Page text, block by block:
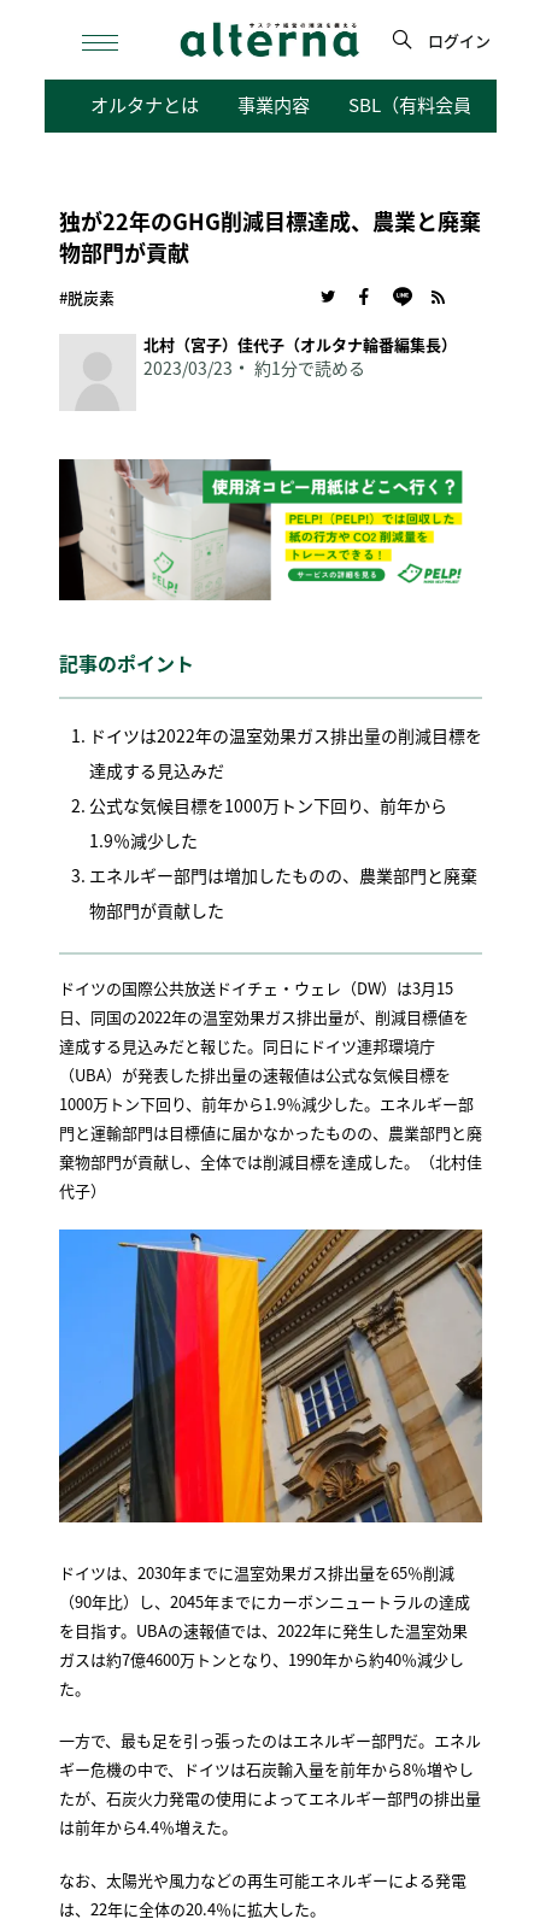
検
ログイン
オルタナとは 事業内容 SBL（有料会員向けサ
独が22年のGHG削減目標達成、農業と廃棄
物部門が貢献
#脱炭素
北村（宮子）佳代子（オルタナ輪番編集長）
2023/03/23 約1分で読める
記事のポイント
ドイツは2022年の温室効果ガス排出量の削減目標を
達成する見込みだ
公式な気候目標を1000万トン下回り、前年から
1.9％減少した
エネルギー部門は増加したものの、農業部門と廃棄
物部門が貢献した
ドイツの国際公共放送ドイチェ・ウェレ（DW）は3月15
日、同国の2022年の温室効果ガス排出量が、削減目標値を
達成する見込みだと報じた。同日にドイツ連邦環境庁
（UBA）が発表した排出量の速報値は公式な気候目標を
1000万トン下回り、前年から1.9％減少した。エネルギー部
門と運輸部門は目標値に届かなかったものの、農業部門と廃
棄物部門が貢献し、全体では削減目標を達成した。（北村佳
代子）
ドイツは、2030年までに温室効果ガス排出量を65％削減
（90年比）し、2045年までにカーボンニュートラルの達成
を目指す。UBAの速報値では、2022年に発生した温室効果
ガスは約7億4600万トンとなり、1990年から約40％減少し
た。
一方で、最も足を引っ張ったのはエネルギー部門だ。エネル
ギー危機の中で、ドイツは石炭輸入量を前年から8％増やし
たが、石炭火力発電の使用によってエネルギー部門の排出量
は前年から4.4％増えた。
なお、太陽光や風力などの再生可能エネルギーによる発電
は、22年に全体の20.4％に拡大した。